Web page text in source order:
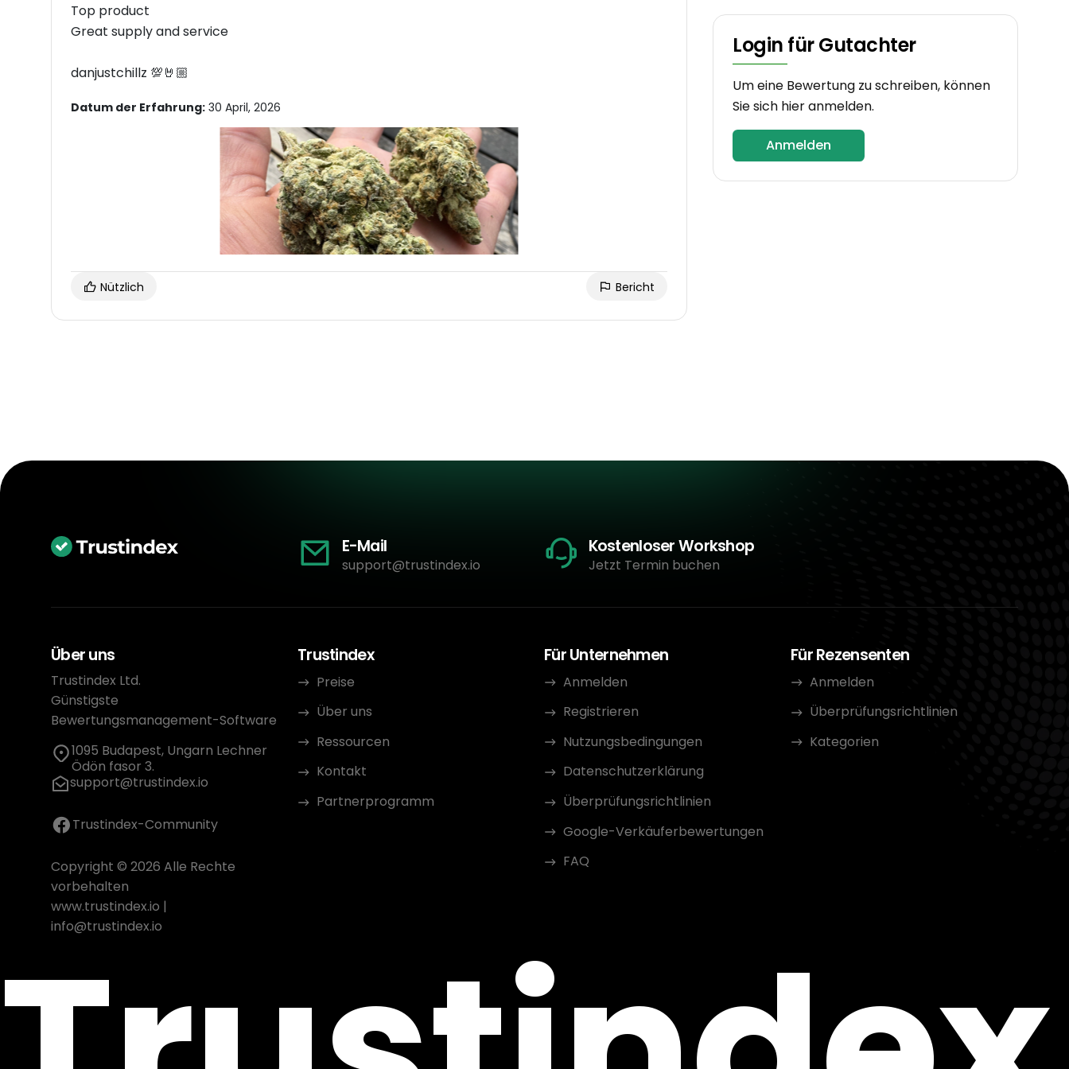
Top product
Great supply and service
danjustchillz 💯🤘🏼
Datum der Erfahrung: 30 April, 2026
Nützlich Bericht
Login für Gutachter
Um eine Bewertung zu schreiben, können
Sie sich hier anmelden.
Anmelden
E-Mail
support@trustindex.io
Kostenloser Workshop
Jetzt Termin buchen
Über uns
Trustindex Ltd.
Günstigste
Bewertungsmanagement-Software
1095 Budapest, Ungarn Lechner
Ödön fasor 3.
support@trustindex.io
Trustindex-Community
Copyright © 2026 Alle Rechte
vorbehalten
www.trustindex.io |
info@trustindex.io
Trustindex
Preise
Über uns
Ressourcen
Kontakt
Partnerprogramm
Für Unternehmen
Anmelden
Registrieren
Nutzungsbedingungen
Datenschutzerklärung
Überprüfungsrichtlinien
Google-Verkäuferbewertungen
FAQ
Für Rezensenten
Anmelden
Überprüfungsrichtlinien
Kategorien